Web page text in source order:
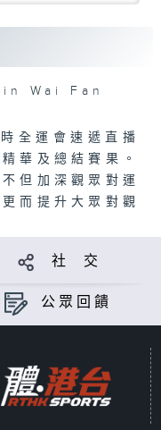
Wai Fan
全運會速遞直播
華及總結賽果。
但加深觀眾對運
而提升大眾對觀
社 交
公眾回饋